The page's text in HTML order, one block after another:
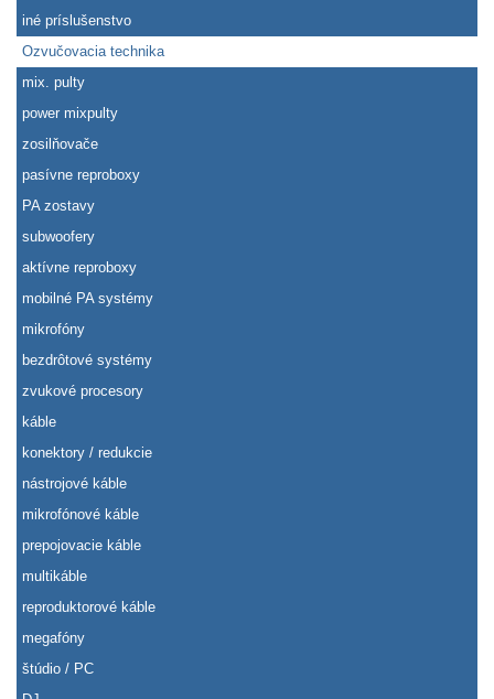
iné príslušenstvo
Ozvučovacia technika
mix. pulty
power mixpulty
zosilňovače
pasívne reproboxy
PA zostavy
subwoofery
aktívne reproboxy
mobilné PA systémy
mikrofóny
bezdrôtové systémy
zvukové procesory
káble
konektory / redukcie
nástrojové káble
mikrofónové káble
prepojovacie káble
multikáble
reproduktorové káble
megafóny
štúdio / PC